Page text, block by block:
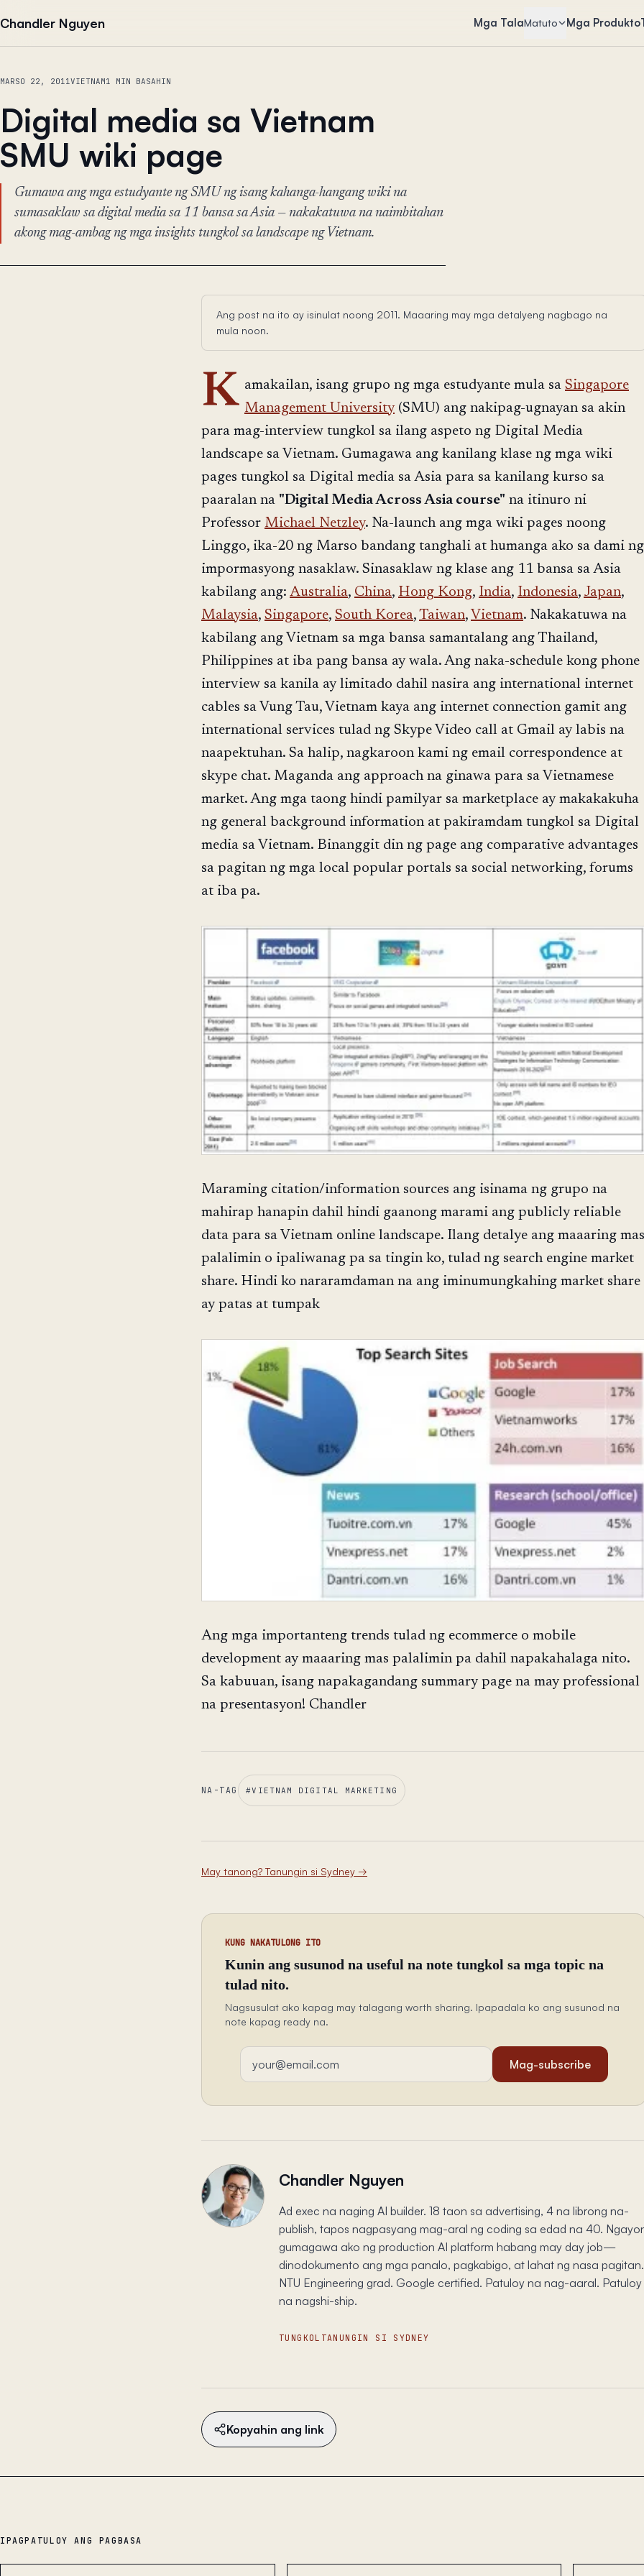
Chandler Nguyen Mga TalaMatuto Mga Produkto
MARSO 22, 2011VIETNAM1 MIN BASAHIN
Digital media sa Vietnam
SMU wiki page
Gumawa ang mga estudyante ng SMU ng isang kahanga-hangang wiki na
sumasaklaw sa digital media sa 11 bansa sa Asia — nakakatuwa na naimbitahan
akong mag-ambag ng mga insights tungkol sa landscape ng Vietnam.
Ang post na ito ay isinulat noong 2011. Maaaring may mga detalyeng nagbago na
mula noon.
K amakailan, isang grupo ng mga estudyante mula sa Singapore
Management University (SMU) ang nakipag-ugnayan sa akin
para mag-interview tungkol sa ilang aspeto ng Digital Media
landscape sa Vietnam. Gumagawa ang kanilang klase ng mga wiki
pages tungkol sa Digital media sa Asia para sa kanilang kurso sa
paaralan na "Digital Media Across Asia course" na itinuro ni
Professor Michael Netzley. Na-launch ang mga wiki pages noong
Linggo, ika-20 ng Marso bandang tanghali at humanga ako sa dami ng
impormasyong nasaklaw. Sinasaklaw ng klase ang 11 bansa sa Asia
kabilang ang: Australia, China, Hong Kong, India, Indonesia, Japan,
Malaysia, Singapore, South Korea, Taiwan, Vietnam. Nakakatuwa na
kabilang ang Vietnam sa mga bansa samantalang ang Thailand,
Philippines at iba pang bansa ay wala. Ang naka-schedule kong phone
interview sa kanila ay limitado dahil nasira ang international internet
cables sa Vung Tau, Vietnam kaya ang internet connection gamit ang
international services tulad ng Skype Video call at Gmail ay labis na
naapektuhan. Sa halip, nagkaroon kami ng email correspondence at
skype chat. Maganda ang approach na ginawa para sa Vietnamese
market. Ang mga taong hindi pamilyar sa marketplace ay makakakuha
ng general background information at pakiramdam tungkol sa Digital
media sa Vietnam. Binanggit din ng page ang comparative advantages
sa pagitan ng mga local popular portals sa social networking, forums
at iba pa.
Maraming citation/information sources ang isinama ng grupo na
mahirap hanapin dahil hindi gaanong marami ang publicly reliable
data para sa Vietnam online landscape. Ilang detalye ang maaaring mas
palalimin o ipaliwanag pa sa tingin ko, tulad ng search engine market
share. Hindi ko nararamdaman na ang iminumungkahing market share
ay patas at tumpak
Ang mga importanteng trends tulad ng ecommerce o mobile
development ay maaaring mas palalimin pa dahil napakahalaga nito.
Sa kabuuan, isang napakagandang summary page na may professional
na presentasyon! Chandler
NA-TAG #VIETNAM DIGITAL MARKETING
May tanong? Tanungin si Sydney →
KUNG NAKATULONG ITO
Kunin ang susunod na useful na note tungkol sa mga topic na
tulad nito.
Nagsusulat ako kapag may talagang worth sharing. Ipapadala ko ang susunod na
note kapag ready na.
Email address
Mag-subscribe
Chandler Nguyen
Ad exec na naging AI builder. 18 taon sa advertising, 4 na librong na-
publish, tapos nagpasyang mag-aral ng coding sa edad na 40.
gumagawa ako ng production AI platform habang may day job—
dinodokumento ang mga panalo, pagkabigo, at lahat ng nasa pagitan.
NTU Engineering grad. Google certified. Patuloy na nag-aaral. Patuloy
na nagshi-ship.
TUNGKOL TANUNGIN SI SYDNEY
Kopyahin ang link
IPAGPATULOY ANG PAGBASA